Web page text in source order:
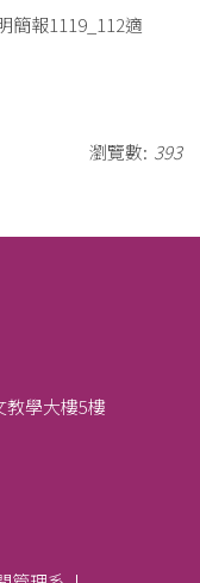
簡報1119_112適
瀏覽數: 393
教學大樓5樓